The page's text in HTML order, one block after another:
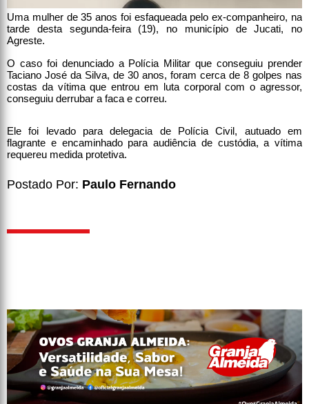
Uma mulher de 35 anos foi esfaqueada pelo ex-companheiro, na
tarde desta segunda-feira (19), no município de Jucati, no
Agreste.
O caso foi denunciado a Polícia Militar que conseguiu prender
Taciano José da Silva, de 30 anos, foram cerca de 8 golpes nas
costas da vítima que entrou em luta corporal com o agressor,
conseguiu derrubar a faca e correu.
Ele foi levado para delegacia de Polícia Civil, autuado em
flagrante e encaminhado para audiência de custódia, a vítima
requereu medida protetiva.
Postado Por: Paulo Fernando